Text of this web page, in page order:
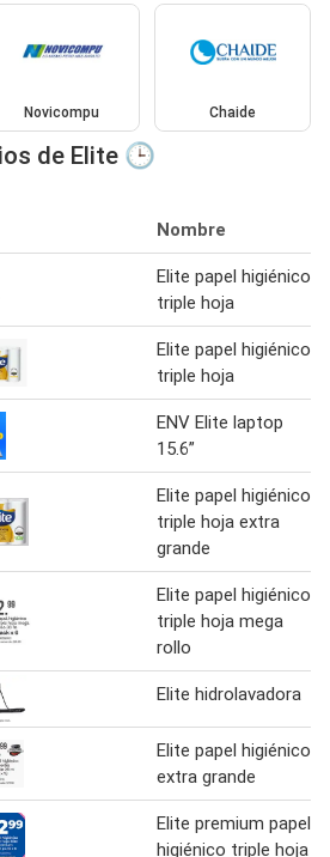
Novicompu Chaide
de Elite 🕒
Nombre
Elite papel higiénico
triple hoja
Elite papel higiénico
triple hoja
ENV Elite laptop
15.6”
Elite papel higiénico
triple hoja extra
grande
Elite papel higiénico
triple hoja mega
rollo
Elite hidrolavadora
Elite papel higiénico
extra grande
Elite premium papel
higiénico triple hoja